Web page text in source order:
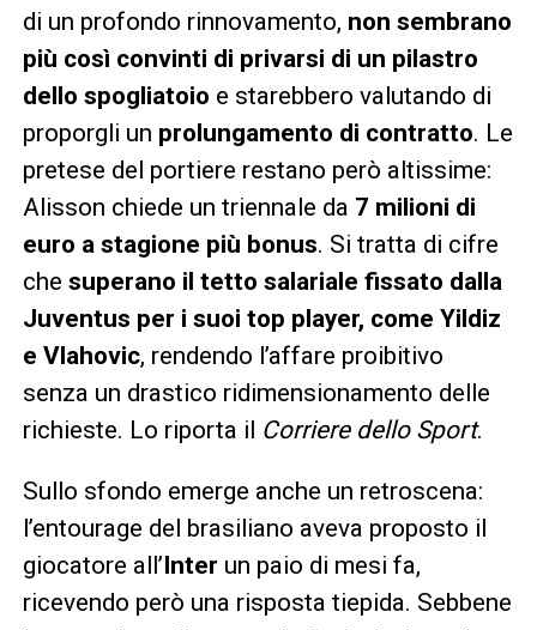
di un profondo rinnovamento, non sembrano
più così convinti di privarsi di un pilastro
dello spogliatoio e starebbero valutando di
proporgli un prolungamento di contratto. Le
pretese del portiere restano però altissime:
Alisson chiede un triennale da 7 milioni di
euro a stagione più bonus. Si tratta di cifre
che superano il tetto salariale fissato dalla
Juventus per i suoi top player, come Yildiz
e Vlahovic, rendendo l’affare proibitivo
senza un drastico ridimensionamento delle
richieste. Lo riporta il Corriere dello Sport.
Sullo sfondo emerge anche un retroscena:
l’entourage del brasiliano aveva proposto il
giocatore all’Inter un paio di mesi fa,
ricevendo però una risposta tiepida. Sebbene